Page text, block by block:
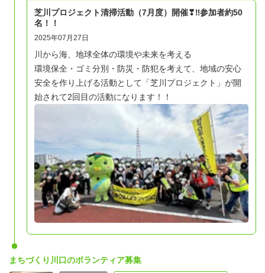
芝川プロジェクト清掃活動（7月度）開催❣‼参加者約50
名！！
2025年07月27日
川から海、地球全体の環境や未来を考える
環境保全・ゴミ分別・防災・防犯を考えて、地域の安心
安全を作り上げる活動として「芝川プロジェクト」が開
始されて2回目の活動になります！！
まちづくり川口のボランティア募集